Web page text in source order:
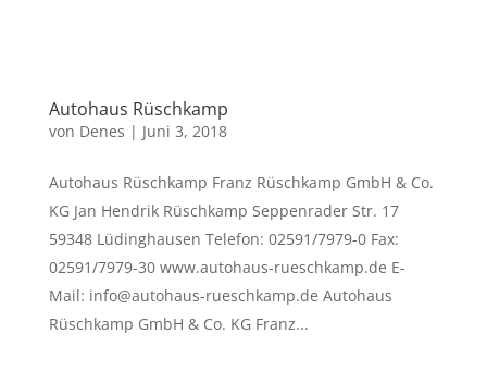
Autohaus Rüschkamp
von Denes | Juni 3, 2018
Autohaus Rüschkamp Franz Rüschkamp GmbH & Co.
KG Jan Hendrik Rüschkamp Seppenrader Str. 17
59348 Lüdinghausen Telefon: 02591/7979-0 Fax:
02591/7979-30 www.autohaus-rueschkamp.de E-
Mail: info@autohaus-rueschkamp.de Autohaus
Rüschkamp GmbH & Co. KG Franz...